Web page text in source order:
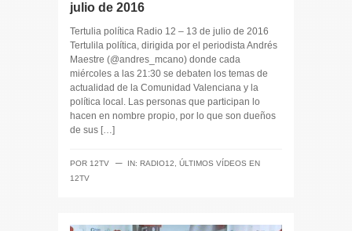
julio de 2016
Tertulia política Radio 12 – 13 de julio de 2016
Tertulila política, dirigida por el periodista Andrés
Maestre (@andres_mcano) donde cada
miércoles a las 21:30 se debaten los temas de
actualidad de la Comunidad Valenciana y la
política local. Las personas que participan lo
hacen en nombre propio, por lo que son dueños
de sus […]
POR 12TV ─ IN: RADIO12
ÚLTIMOS VÍDEOS EN
12TV